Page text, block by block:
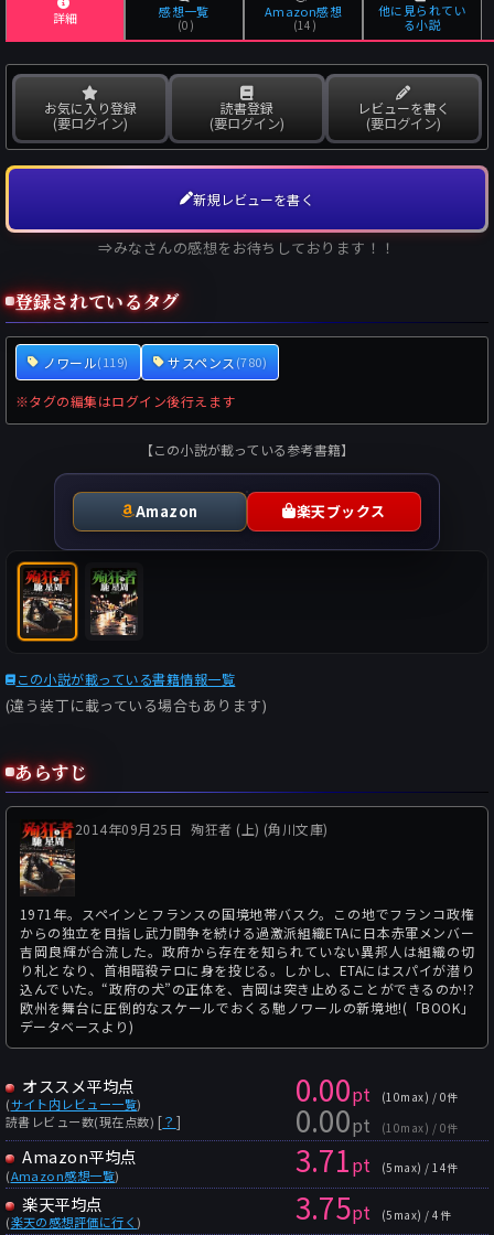
詳細 感想一覧
(0)
Amazon感想
(14)
他に見られてい
る小説
お気に入り登録
(要ログイン)
読書登録
(要ログイン)
レビューを書く
(要ログイン)
新規レビューを書く
⇒みなさんの感想をお待ちしております！！
登録されているタグ
ノワール(119) サスペンス(780)
※タグの編集はログイン後行えます
【この小説が載っている参考書籍】
Amazon 楽天ブックス
この小説が載っている書籍情報一覧
(違う装丁に載っている場合もあります)
あらすじ
2014年09月25日 殉狂者 (上) (角川文庫)
1971年。スペインとフランスの国境地帯バスク。この地でフランコ政権
からの独立を目指し武力闘争を続ける過激派組織ETAに日本赤軍メンバー
吉岡良輝が合流した。政府から存在を知られていない異邦人は組織の切
り札となり、首相暗殺テロに身を投じる。しかし、ETAにはスパイが潜り
込んでいた。“政府の犬”の正体を、吉岡は突き止めることができるのか!?
欧州を舞台に圧倒的なスケールでおくる馳ノワールの新境地!(「BOOK」
データベースより)
オススメ平均点
(サイト内レビュー一覧)
読書レビュー数(現在点数) [？ ]
0.00pt (10max) / 0件
0.00pt (10max) / 0件
Amazon平均点
(Amazon感想一覧) 3.71pt (5max) / 14件
楽天平均点
(楽天の感想評価に行く) 3.75pt (5max) / 4件